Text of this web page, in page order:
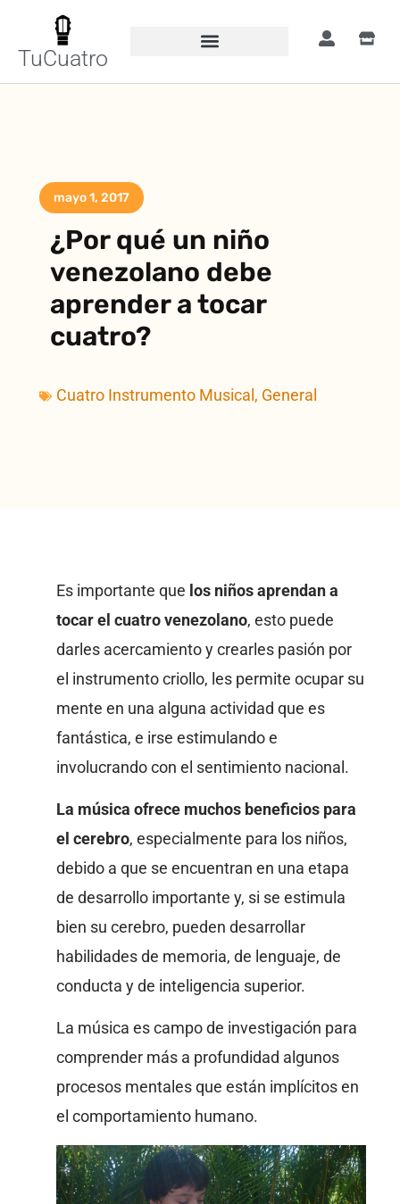
TuCuatro
mayo 1, 2017
¿Por qué un niño
venezolano debe
aprender a tocar
cuatro?
Cuatro Instrumento Musical , General
Es importante que los niños aprendan a
tocar el cuatro venezolano, esto puede
darles acercamiento y crearles pasión por
el instrumento criollo, les permite ocupar su
mente en una alguna actividad que es
fantástica, e irse estimulando e
involucrando con el sentimiento nacional.
La música ofrece muchos beneficios para
el cerebro, especialmente para los niños,
debido a que se encuentran en una etapa
de desarrollo importante y, si se estimula
bien su cerebro, pueden desarrollar
habilidades de memoria, de lenguaje, de
conducta y de inteligencia superior.
La música es campo de investigación para
comprender más a profundidad algunos
procesos mentales que están implícitos en
el comportamiento humano.